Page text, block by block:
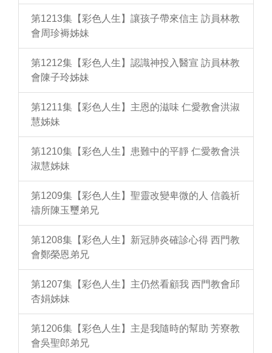
第1213集【彩色人生】讓孩子帶來信主 訪員林教
會周珍褥姊妹
第1212集【彩色人生】認識神投入醫宣 訪員林教
會陳子玲姊妹
第1211集【彩色人生】主恩的滋味 仁愛教會洪淑
慧姊妹
第1210集【彩色人生】患難中的平靜 仁愛教會洪
淑慧姊妹
第1209集【彩色人生】聖靈改變卑微的人 信義祈
禱所陳玉璽弟兄
第1208集【彩色人生】新冠肺炎確診心得 西門教
會鄭榮恩弟兄
第1207集【彩色人生】主仍然看顧我 西門教會邱
杏娟姊妹
第1206集【彩色人生】主是我隨時的幫助 芳寮教
會吳聖郎弟兄